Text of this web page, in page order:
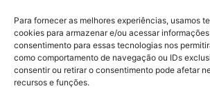
Para fornecer as melhores experiências, usamos
cookies para armazenar e/ou acessar
consentimento para essas tecnologias nos
como comportamento de navegação ou IDs
consentir ou retirar o consentimento pode afetar
recursos e funções.
INSCREVER